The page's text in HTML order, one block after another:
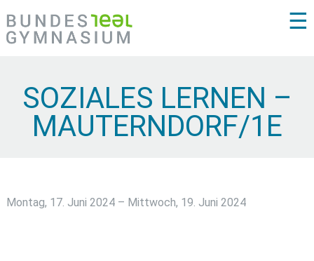
☰
SOZIALES LERNEN –
MAUTERNDORF/1E
Montag, 17. Juni 2024 – Mittwoch, 19. Juni 2024